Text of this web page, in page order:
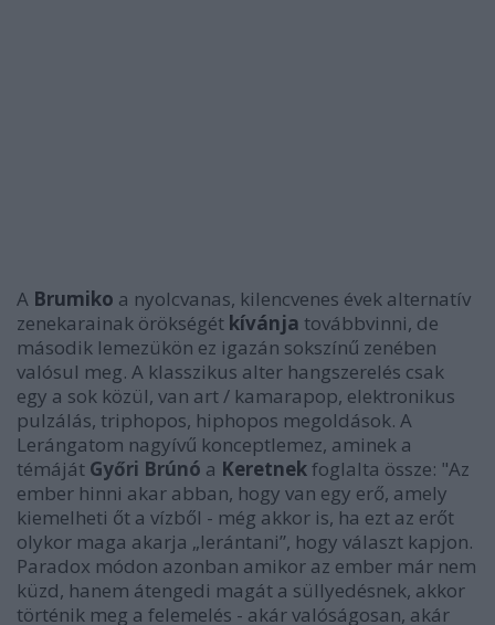
A Brumiko a nyolcvanas, kilencvenes évek alternatív
zenekarainak örökségét kívánja továbbvinni, de
második lemezükön ez igazán sokszínű zenében
valósul meg. A klasszikus alter hangszerelés csak
egy a sok közül, van art / kamarapop, elektronikus
pulzálás, triphopos, hiphopos megoldások. A
Lerángatom nagyívű konceptlemez, aminek a
témáját Győri Brúnó a Keretnekfoglalta össze: "Az
ember hinni akar abban, hogy van egy erő, amely
kiemelheti őt a vízből - még akkor is, ha ezt az erőt
olykor maga akarja „lerántani”, hogy választ kapjon.
Paradox módon azonban amikor az ember már nem
küzd, hanem átengedi magát a süllyedésnek, akkor
történik meg a felemelés - akár valóságosan, akár